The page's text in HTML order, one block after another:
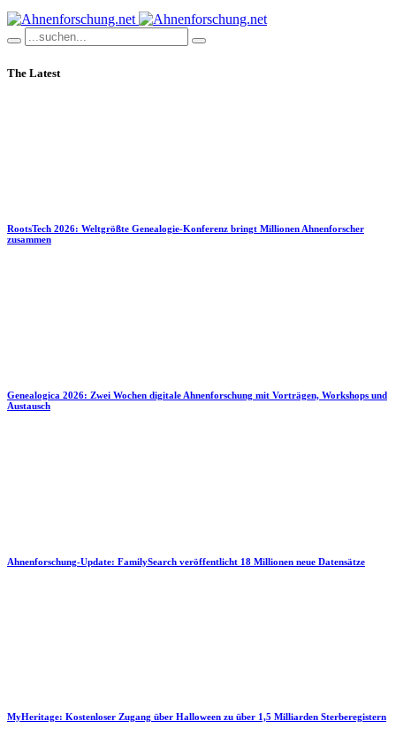
The Latest
RootsTech 2026: Weltgrößte Genealogie-Konferenz bringt Millionen Ahnenforscher
zusammen
Genealogica 2026: Zwei Wochen digitale Ahnenforschung mit Vorträgen, Workshops und
Austausch
Ahnenforschung-Update: FamilySearch veröffentlicht 18 Millionen neue Datensätze
MyHeritage: Kostenloser Zugang über Halloween zu über 1,5 Milliarden Sterberegistern